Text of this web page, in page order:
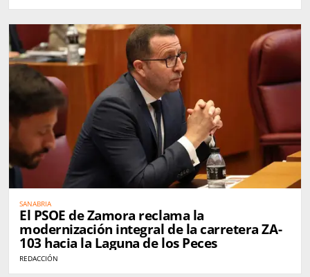
SANABRIA
El PSOE de Zamora reclama la
modernización integral de la carretera ZA-
103 hacia la Laguna de los Peces
REDACCIÓN